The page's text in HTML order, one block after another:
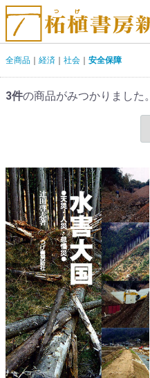
全商品 経済 社会 安全保障
3件の商品がみつかりました。